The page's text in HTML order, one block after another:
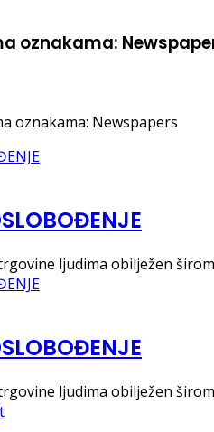
oznakama:
oznakama: Newspapers
ljudima obilježen
ljudima obilježen